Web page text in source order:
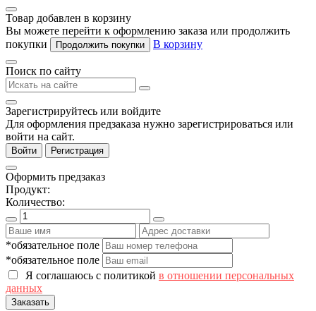
Товар добавлен в корзину
Вы можете перейти к оформлению заказа или продолжить
покупки
Продолжить покупки В корзину
Поиск по сайту
Зарегистрируйтесь или войдите
Для оформления предзаказа нужно зарегистрироваться или
войти на сайт.
Войти Регистрация
Оформить предзаказ
Продукт:
Количество:
*обязательное поле
*обязательное поле
Я соглашаюсь с политикой в отношении персональных
данных
Заказать